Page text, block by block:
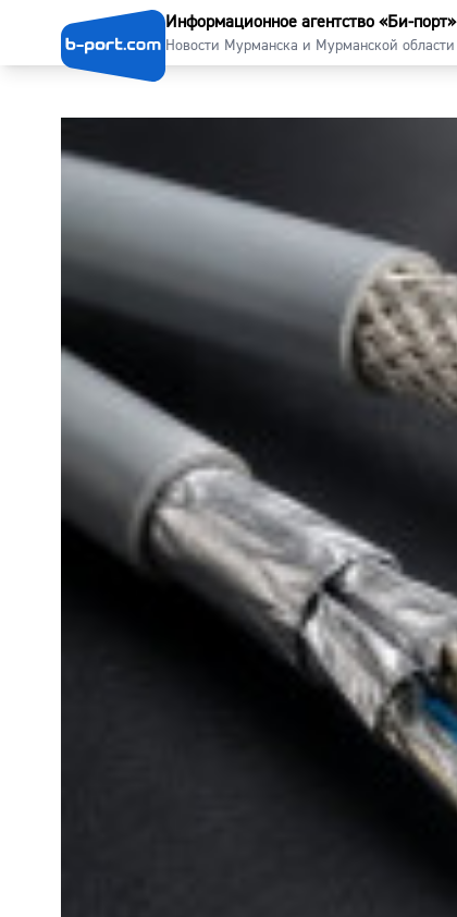
Информационное агентство «Би-порт»
Новости Мурманска и Мурманской области